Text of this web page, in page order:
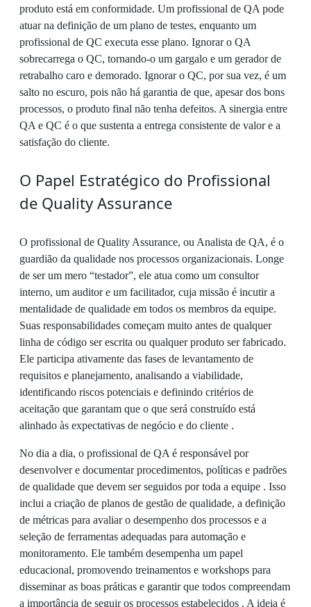
produto está em conformidade. Um profissional de QA pode
atuar na definição de um plano de testes, enquanto um
profissional de QC executa esse plano. Ignorar o QA
sobrecarrega o QC, tornando-o um gargalo e um gerador de
retrabalho caro e demorado. Ignorar o QC, por sua vez, é um
salto no escuro, pois não há garantia de que, apesar dos bons
processos, o produto final não tenha defeitos. A sinergia entre
QA e QC é o que sustenta a entrega consistente de valor e a
satisfação do cliente.
O Papel Estratégico do Profissional
de Quality Assurance
O profissional de Quality Assurance, ou Analista de QA, é o
guardião da qualidade nos processos organizacionais. Longe
de ser um mero “testador”, ele atua como um consultor
interno, um auditor e um facilitador, cuja missão é incutir a
mentalidade de qualidade em todos os membros da equipe.
Suas responsabilidades começam muito antes de qualquer
linha de código ser escrita ou qualquer produto ser fabricado.
Ele participa ativamente das fases de levantamento de
requisitos e planejamento, analisando a viabilidade,
identificando riscos potenciais e definindo critérios de
aceitação que garantam que o que será construído está
alinhado às expectativas de negócio e do cliente .
No dia a dia, o profissional de QA é responsável por
desenvolver e documentar procedimentos, políticas e padrões
de qualidade que devem ser seguidos por toda a equipe . Isso
inclui a criação de planos de gestão de qualidade, a definição
de métricas para avaliar o desempenho dos processos e a
seleção de ferramentas adequadas para automação e
monitoramento. Ele também desempenha um papel
educacional, promovendo treinamentos e workshops para
disseminar as boas práticas e garantir que todos compreendam
a importância de seguir os processos estabelecidos . A ideia é